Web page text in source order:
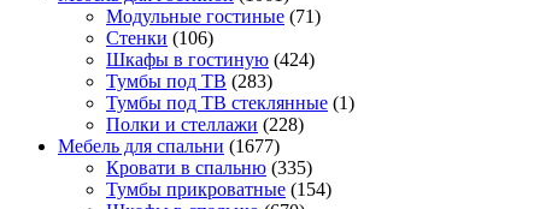
Модульные гостиные (71)
Стенки (106)
Шкафы в гостиную (424)
Тумбы под ТВ (283)
Тумбы под ТВ стеклянные (1)
Полки и стеллажи (228)
Мебель для спальни (1677)
Кровати в спальню (335)
Тумбы прикроватные (154)